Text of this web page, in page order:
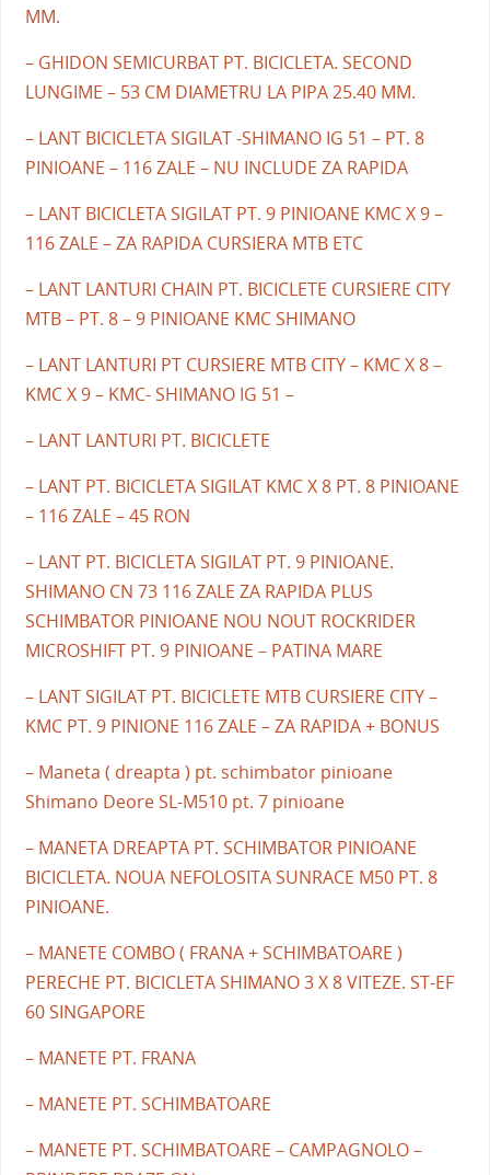
MM.
– GHIDON SEMICURBAT PT. BICICLETA. SECOND
LUNGIME – 53 CM DIAMETRU LA PIPA 25.40 MM.
– LANT BICICLETA SIGILAT -SHIMANO IG 51 – PT. 8
PINIOANE – 116 ZALE – NU INCLUDE ZA RAPIDA
– LANT BICICLETA SIGILAT PT. 9 PINIOANE KMC X 9 –
116 ZALE – ZA RAPIDA CURSIERA MTB ETC
– LANT LANTURI CHAIN PT. BICICLETE CURSIERE CITY
MTB – PT. 8 – 9 PINIOANE KMC SHIMANO
– LANT LANTURI PT CURSIERE MTB CITY – KMC X 8 –
KMC X 9 – KMC- SHIMANO IG 51 –
– LANT LANTURI PT. BICICLETE
– LANT PT. BICICLETA SIGILAT KMC X 8 PT. 8 PINIOANE
– 116 ZALE – 45 RON
– LANT PT. BICICLETA SIGILAT PT. 9 PINIOANE.
SHIMANO CN 73 116 ZALE ZA RAPIDA PLUS
SCHIMBATOR PINIOANE NOU NOUT ROCKRIDER
MICROSHIFT PT. 9 PINIOANE – PATINA MARE
– LANT SIGILAT PT. BICICLETE MTB CURSIERE CITY –
KMC PT. 9 PINIONE 116 ZALE – ZA RAPIDA + BONUS
– Maneta ( dreapta ) pt. schimbator pinioane
Shimano Deore SL-M510 pt. 7 pinioane
– MANETA DREAPTA PT. SCHIMBATOR PINIOANE
BICICLETA. NOUA NEFOLOSITA SUNRACE M50 PT. 8
PINIOANE.
– MANETE COMBO ( FRANA + SCHIMBATOARE )
PERECHE PT. BICICLETA SHIMANO 3 X 8 VITEZE. ST-EF
60 SINGAPORE
– MANETE PT. FRANA
– MANETE PT. SCHIMBATOARE
– MANETE PT. SCHIMBATOARE – CAMPAGNOLO –